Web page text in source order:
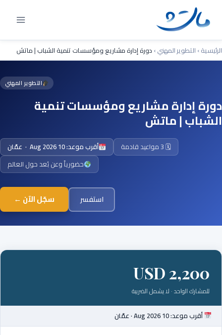
content
الرئيسية› التطوير المهني› دورة إدارة مشاريع ومؤسسات تنمية الشباب | ماتش
التطوير المهني
دورة إدارة مشاريع ومؤسسات تنمية
الشباب | ماتش
أقرب موعد: 10 Aug 2026 · عمّان
🗓 3 مواعيد قادمة
حضورياً وعن بُعد حول العالم
سجّل الآن ← استفسر
USD 2,200
للمشارك الواحد · لا يشمل الضريبة
أقرب موعد: 10 Aug 2026 · عمّان